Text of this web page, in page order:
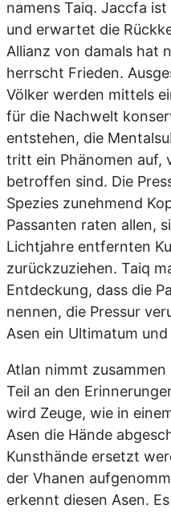
namens Taiq. Jaccfa
und erwartet die
Allianz von damals hat
herrscht Frieden.
Völker werden mittels
für die Nachwelt
entstehen, die
tritt ein Phänomen auf,
betroffen sind. Die
Spezies zunehmend
Passanten raten allen,
Lichtjahre entfernten
zurückzuziehen. Taiq
Entdeckung, dass die
nennen, die Pressur
Asen ein Ultimatum
Atlan nimmt
Teil an den
wird Zeuge, wie in
Asen die Hände
Kunsthände ersetzt
der Vhanen
erkennt diesen Asen.